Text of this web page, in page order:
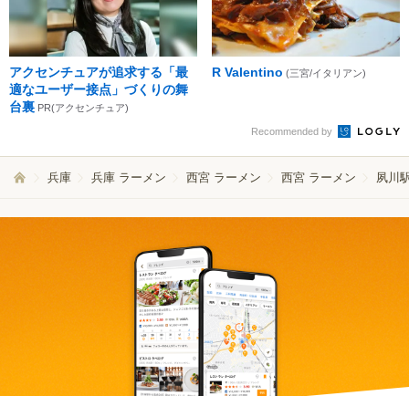
アクセンチュアが追求する「最
適なユーザー接点」づくりの舞
台裏 PR(アクセンチュア)
R Valentino (三宮/イタリアン)
Recommended by
兵庫 兵庫 ラーメン 西宮 ラーメン 西宮 ラーメン 夙川